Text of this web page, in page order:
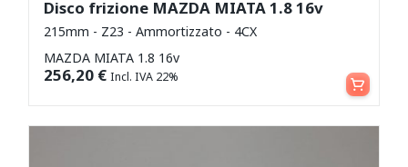
Disco frizione MAZDA MIATA 1.8 16v
215mm - Z23 - Ammortizzato - 4CX
MAZDA MIATA 1.8 16v
256,20 € Incl. IVA 22% Aggiungi al carrello